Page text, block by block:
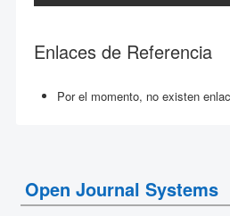
Enlaces de Referencia
Por el momento, no existen
Open Journal Systems